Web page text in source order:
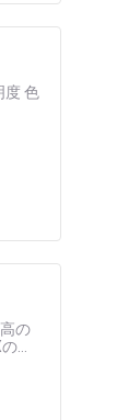
度 色
の